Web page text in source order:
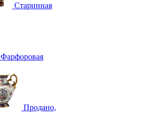
Старинная
Фарфоровая
Продано,